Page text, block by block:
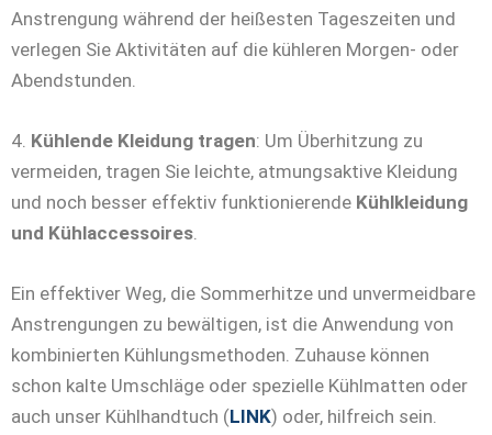
Anstrengung während der heißesten Tageszeiten und
verlegen Sie Aktivitäten auf die kühleren Morgen- oder
Abendstunden.
4. Kühlende Kleidung tragen: Um Überhitzung zu
vermeiden, tragen Sie leichte, atmungsaktive Kleidung
und noch besser effektiv funktionierende Kühlkleidung
und Kühlaccessoires
Ein effektiver Weg, die Sommerhitze und unvermeidbare
Anstrengungen zu bewältigen, ist die Anwendung von
kombinierten Kühlungsmethoden. Zuhause können
schon kalte Umschläge oder spezielle Kühlmatten oder
auch unser Kühlhandtuch (LINK) oder, hilfreich sein.